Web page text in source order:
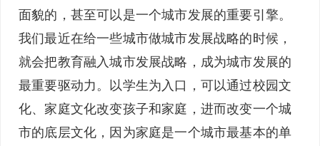
面貌的，甚至可以是一个城市发展的重要引擎。
我们最近在给一些城市做城市发展战略的时候，
就会把教育融入城市发展战略，成为城市发展的
最重要驱动力。以学生为入口，可以通过校园文
化、家庭文化改变孩子和家庭，进而改变一个城
市的底层文化，因为家庭是一个城市最基本的单